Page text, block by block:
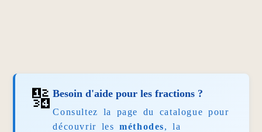
🔢Besoin d'aide pour les fractions ?
Consultez la page du catalogue pour
découvrir lesméthodes, la